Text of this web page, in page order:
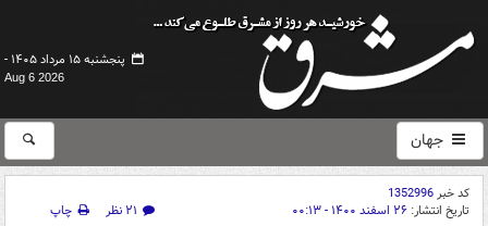
پنجشنبه ۱۵ مرداد ۱۴۰۵ -
Aug 6 2026
جهان
کد خبر1352996
تاریخ انتشار: ۲۶ اسفند ۱۴۰۰ - ۰۰:۱۳ ۲۱ نظر
چاپ